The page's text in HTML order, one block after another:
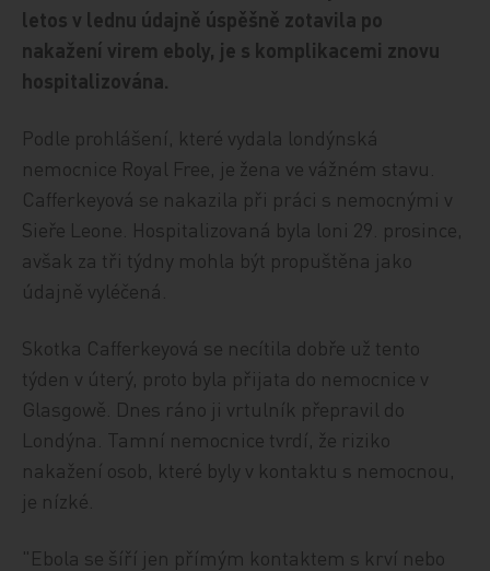
letos v lednu údajně úspěšně zotavila po
nakažení virem eboly, je s komplikacemi znovu
hospitalizována.
Podle prohlášení, které vydala londýnská
nemocnice Royal Free, je žena ve vážném stavu.
Cafferkeyová se nakazila při práci s nemocnými v
Sieře Leone. Hospitalizovaná byla loni 29. prosince,
avšak za tři týdny mohla být propuštěna jako
údajně vyléčená.
Skotka Cafferkeyová se necítila dobře už tento
týden v úterý, proto byla přijata do nemocnice v
Glasgowě. Dnes ráno ji vrtulník přepravil do
Londýna. Tamní nemocnice tvrdí, že riziko
nakažení osob, které byly v kontaktu s nemocnou,
je nízké.
"Ebola se šíří jen přímým kontaktem s krví nebo